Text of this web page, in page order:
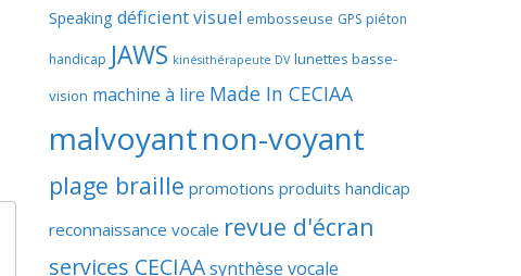
Speaking déficient visuel embosseuse GPS piéton
handicap JAWS kinésithérapeute DV lunettes basse-
vision machine à lire Made In CECIAA
malvoyantnon-voyant
plage braille promotions produits handicap
reconnaissance vocale revue d'écran
services CECIAAsynthèse vocale